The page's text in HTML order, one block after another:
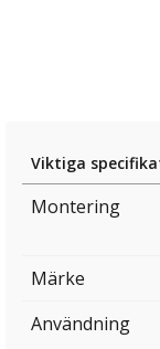
Viktiga
Montering
Märke
Användning